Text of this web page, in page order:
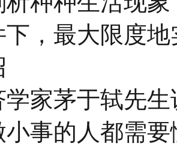
下，最大限度
家茅于轼先
小事的人都需